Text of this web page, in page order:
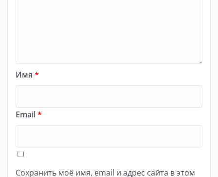
Имя *
Email*
Сохранить моё имя, email и адрес сайта в этом